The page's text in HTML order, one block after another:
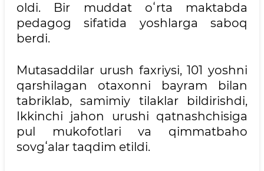
oldi. Bir muddat oʻrta maktabda
pedagog sifatida yoshlarga saboq
berdi.
Mutasaddilar urush faxriysi, 101 yoshni
qarshilagan otaxonni bayram bilan
tabriklab, samimiy tilaklar bildirishdi,
Ikkinchi jahon urushi qatnashchisiga
pul mukofotlari va qimmatbaho
sovgʻalar taqdim etildi.